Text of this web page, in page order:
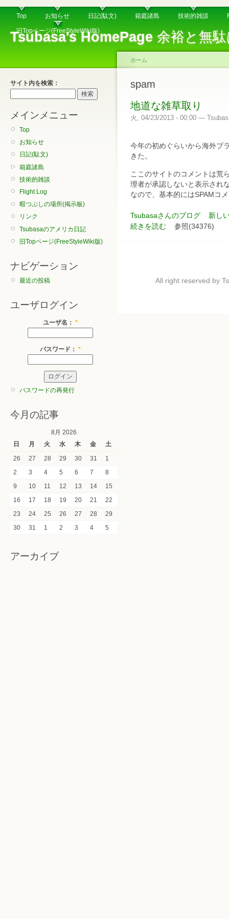
Tsubasa's HomePage余裕と無駄
Top お知らせ 日記(駄文) 箱庭諸島 技術的雑談
旧Topページ(FreeStyleWiki版)
サイト内を検索：
メインメニュー
Top
お知らせ
日記(駄文)
箱庭諸島
技術的雑談
Flight Log
暇つぶしの場所(掲示板)
リンク
Tsubasaのアメリカ日記
旧Topページ(FreeStyleWiki版)
ナビゲーション
最近の投稿
ユーザログイン
ユーザ名： *
パスワード： *
パスワードの再発行
今月の記事
8月 2026
日
月 火 水 木 金
土
26
27 28 29 30 31
1
2
3 4 5 6 7
8
9
10 11 12 13 14
15
16
17 18 19 20 21
22
23
24 25 26 27 28
29
30
31 1 2 3 4 5
アーカイブ
ホーム
spam
地道な雑草取り
火, 04/23/2013 - 00:00 —
今年の初めぐらいから海外ブ
きた。
ここのサイトのコメントは荒
理者が承認しないと表示され
なので、基本的にはSPAMコ
Tsubasaさんのブログ
新し
続きを読む
参照(34376)
All right reserved by